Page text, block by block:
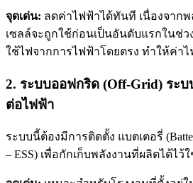
จุดเด่น: ลดค่าไฟฟ้าได้ทันที เนื่องจาก
เซลล์จะถูกใช้ก่อนเป็นอันดับแรกในช่ว
ใช้ไฟจากการไฟฟ้าโดยตรง ทำให้ค่า
2. ระบบออฟกริด (Off-Grid) ระ
ต่อไฟฟ้า
ระบบนี้ต้องมีการติดตั้ง แบตเตอรี่
– ESS) เพื่อกักเก็บพลังงานที่ผลิตได้ไ